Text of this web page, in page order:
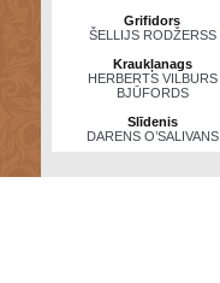
Grifidors
ŠELLIJS RODŽERSS
Kraukļanags
HERBERTS VILBURS
BJŪFORDS
Slīdenis
DARENS O’SALIVANS